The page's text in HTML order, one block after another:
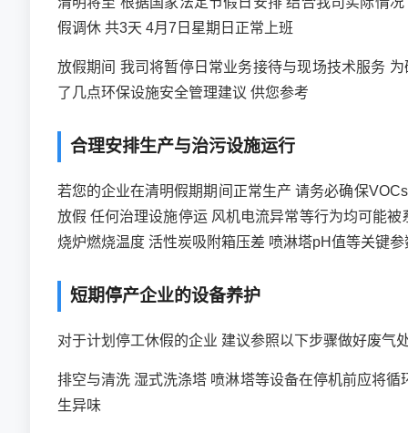
假调休 共3天 4月7日星期日正常上班
放假期间 我司将暂停日常业务接待与现场技术服务
了几点环保设施安全管理建议 供您参考
合理安排生产与治污设施运行
若您的企业在清明假期期间正常生产 请务必确保
放假 任何治理设施停运 风机电流异常等行为均可能
烧炉燃烧温度 活性炭吸附箱压差 喷淋塔pH值等关键
短期停产企业的设备养护
对于计划停工休假的企业 建议参照以下步骤做好废气
排空与清洗 湿式洗涤塔 喷淋塔等设备在停机前应将
生异味